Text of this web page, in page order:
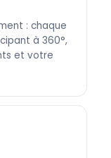
: chaque
à 360°,
et votre